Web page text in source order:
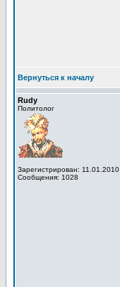
Вернуться к началу
Rudy
Политолог
Зарегистрирован: 11.01.2010
Сообщения: 1028